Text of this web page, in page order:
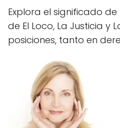
Explora el significado
de El Loco, La Justicia y
posiciones, tanto en